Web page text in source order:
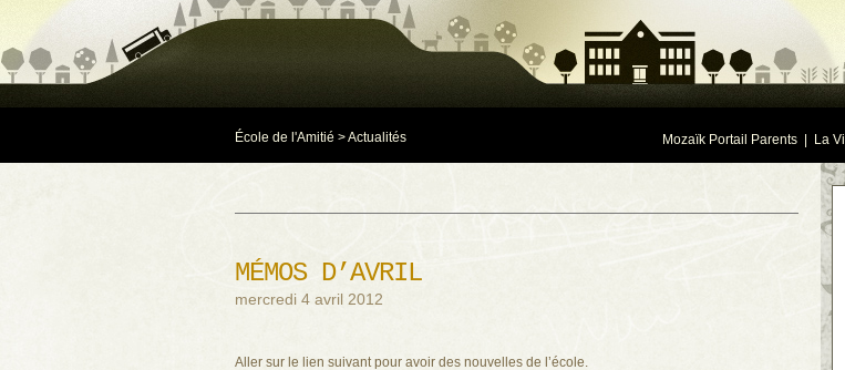
École de l'Amitié >Actualités Mozaïk Portail Parents La
MÉMOS D’AVRIL
mercredi 4 avril 2012
Aller sur le lien suivant pour avoir des nouvelles de l’école.